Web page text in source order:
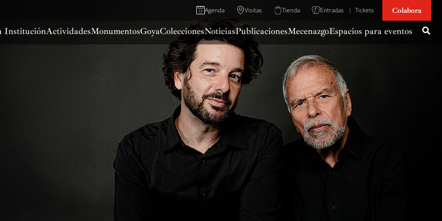
Agenda Visitas Tienda Entradas Tickets Colabora
InstituciónActividadesMonumentosGoyaColeccionesNoticiasPublicacionesMecenazgoEspacios para eventos